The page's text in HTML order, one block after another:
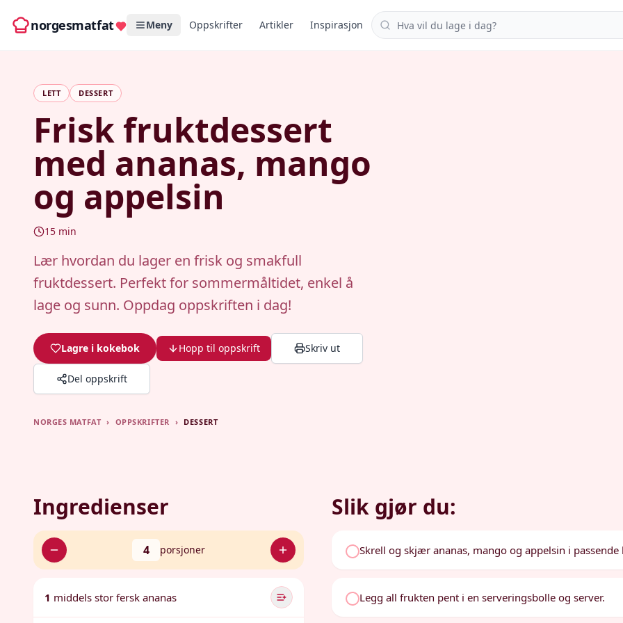
norgesmatfat Meny Oppskrifter Artikler Inspirasjon Søk i oppskrifter
LETT DESSERT
Frisk fruktdessert
med ananas, mango
og appelsin
15 min
Lær hvordan du lager en frisk og smakfull
fruktdessert. Perfekt for sommermåltidet, enkel å
lage og sunn. Oppdag oppskriften i dag!
Lagre i kokebok Hopp til oppskrift Skriv ut
Del oppskrift
NORGES MATFAT › OPPSKRIFTER › DESSERT
Ingredienser
4 porsjoner
1 middels stor fersk ananas
Slik gjør du:
Skrell og skjær ananas, mango og appelsin i passende
Legg all frukten pent i en serveringsbolle og server.